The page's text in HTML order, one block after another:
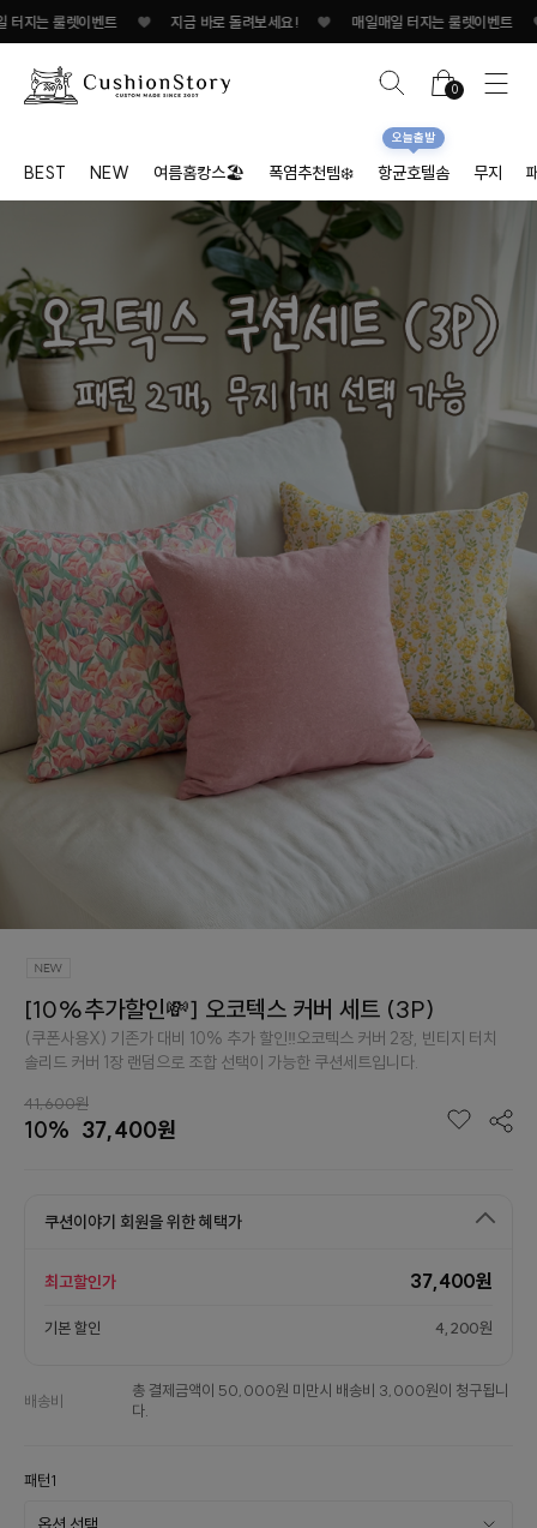
이벤트 ♥ 지금 바로 돌려보세요! ♥ 매일매일 터지는 룰렛이벤트 ♥ 지금
0
BEST NEW 여름홈캉스🏖 폭염추천템❄️ 항균호텔솜
오늘출발
무지
[10%추가할인💸] 오코텍스 커버 세트 (3P)
(쿠폰사용X) 기존가 대비 10% 추가 할인‼️오코텍스 커버 2장, 빈티지 터치
솔리드 커버 1장 랜덤으로 조합 선택이 가능한 쿠션세트입니다.
41,600원
10% 37,400원
쿠션이야기 회원을 위한 혜택가
최고할인가 37,400원
기본 할인 4,200원
배송비
총 결제금액이 50,000원 미만시 배송비 3,000원이 청구됩니
다.
패턴1